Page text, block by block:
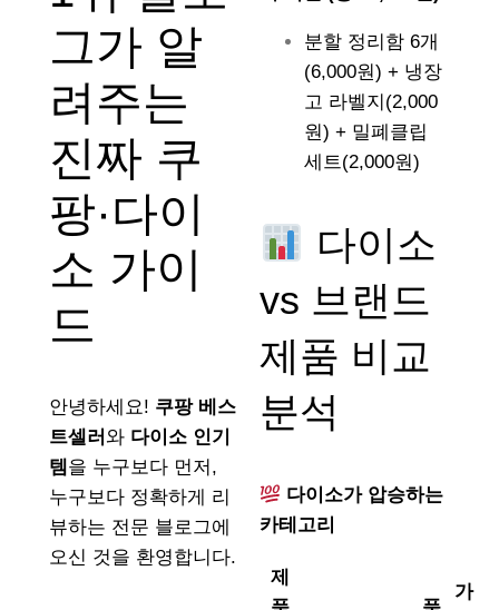
그가 알
려주는
진짜 쿠
팡·다이
소 가이
드
안녕하세요! 쿠팡 베스
트셀러 와 다이소 인기
템 을 누구보다 먼저,
누구보다 정확하게 리
뷰하는 전문 블로그에
오신 것을 환영합니다.
분할 정리함 6개
(6,000원) + 냉장
고 라벨지(2,000
원) + 밀폐클립
세트(2,000원)
다이소
vs 브랜드
제품 비교
분석
다이소가 압승하는
카테고리
제
가